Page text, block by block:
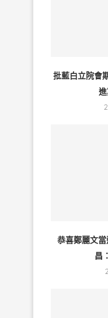
批藍白立院會
恭喜鄭麗文
昌